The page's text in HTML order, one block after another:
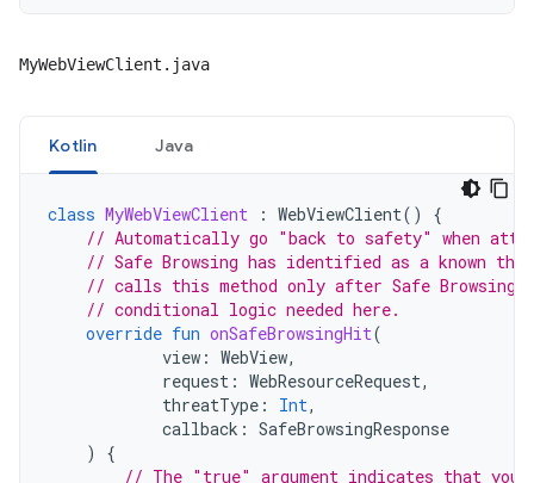
MyWebViewClient.java
Kotlin Java
class MyWebViewClient : WebViewClient()
{
// Automatically go "back to safety" when
// Safe Browsing has identified as a known
// calls this method only after Safe
// conditional logic needed here.
override fun onSafeBrowsingHit(
view : WebView,
request : WebResourceRequest,
threatType : Int,
callback : SafeBrowsingResponse
)
{
// The "true" argument indicates that